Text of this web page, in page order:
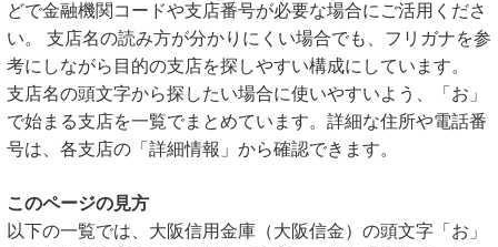
どで金融機関コードや支店番号が必要な場合にご活用くださ
い。 支店名の読み方が分かりにくい場合でも、フリガナを参
考にしながら目的の支店を探しやすい構成にしています。
支店名の頭文字から探したい場合に使いやすいよう、「お」
で始まる支店を一覧でまとめています。詳細な住所や電話番
号は、各支店の「詳細情報」から確認できます。
このページの見方
以下の一覧では、大阪信用金庫（大阪信金）の頭文字「お」